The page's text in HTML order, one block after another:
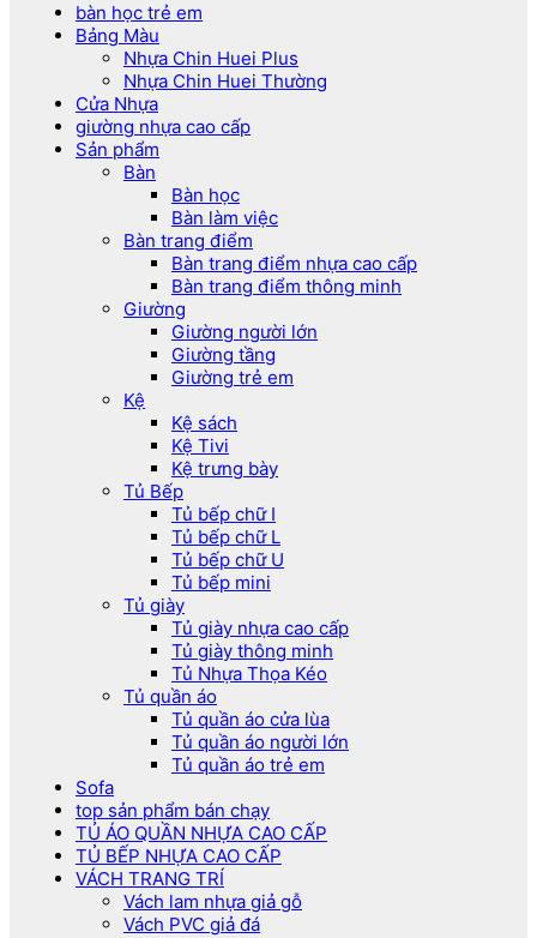
bàn học trẻ em
Bảng Màu
Nhựa Chin Huei Plus
Nhựa Chin Huei Thường
Cửa Nhựa
giường nhựa cao cấp
Sản phẩm
Bàn
Bàn học
Bàn làm việc
Bàn trang điểm
Bàn trang điểm nhựa cao cấp
Bàn trang điểm thông minh
Giường
Giường người lớn
Giường tầng
Giường trẻ em
Kệ
Kệ sách
Kệ Tivi
Kệ trưng bày
Tủ Bếp
Tủ bếp chữ I
Tủ bếp chữ L
Tủ bếp chữ U
Tủ bếp mini
Tủ giày
Tủ giày nhựa cao cấp
Tủ giày thông minh
Tủ Nhựa Thọa Kéo
Tủ quần áo
Tủ quần áo cửa lùa
Tủ quần áo người lớn
Tủ quần áo trẻ em
Sofa
top sản phẩm bán chạy
TỦ ÁO QUẦN NHỰA CAO CẤP
TỦ BẾP NHỰA CAO CẤP
VÁCH TRANG TRÍ
Vách lam nhựa giả gỗ
Vách PVC giả đá